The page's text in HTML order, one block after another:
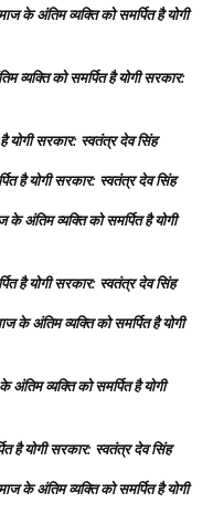
के अंतिम व्यक्ति को समर्पित है योगी
व्यक्ति को समर्पित है योगी सरकार:
योगी सरकार: स्वतंत्र देव सिंह
है योगी सरकार: स्वतंत्र देव सिंह
के अंतिम व्यक्ति को समर्पित है योगी
है योगी सरकार: स्वतंत्र देव सिंह
के अंतिम व्यक्ति को समर्पित है योगी
अंतिम व्यक्ति को समर्पित है योगी
है योगी सरकार: स्वतंत्र देव सिंह
के अंतिम व्यक्ति को समर्पित है योगी